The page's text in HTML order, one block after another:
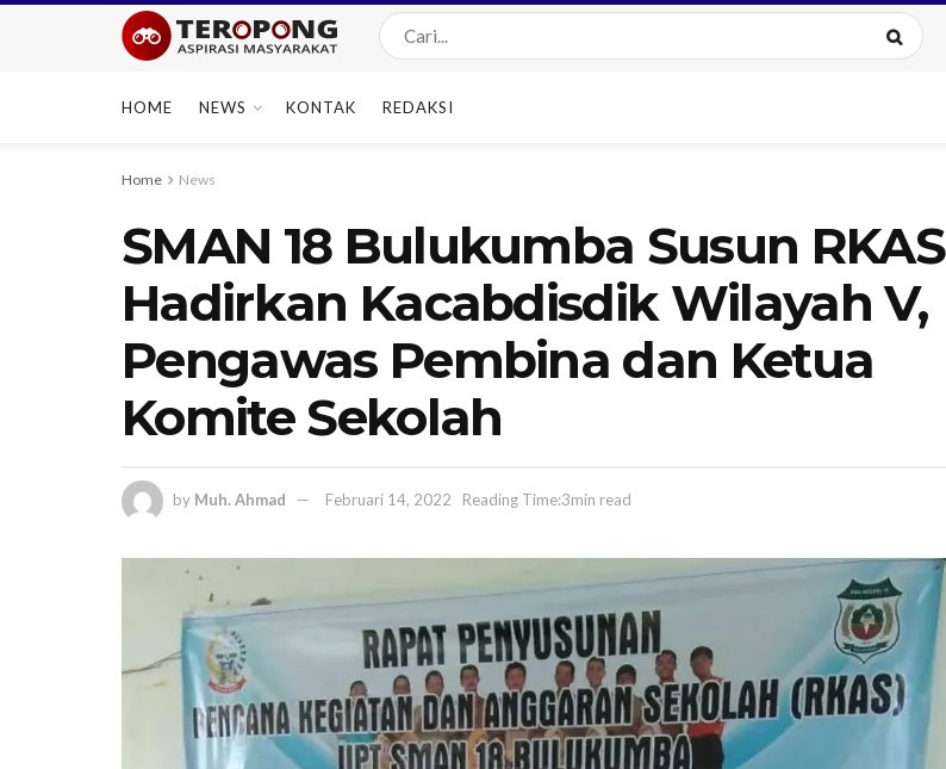
HOME NEWS KONTAK REDAKSI
Home News
SMAN 18 Bulukumba Susun RKAS
Hadirkan Kacabdisdik Wilayah V,
Pengawas Pembina dan Ketua
Komite Sekolah
by Muh. Ahmad Februari 14, 2022 Reading Time:3min read